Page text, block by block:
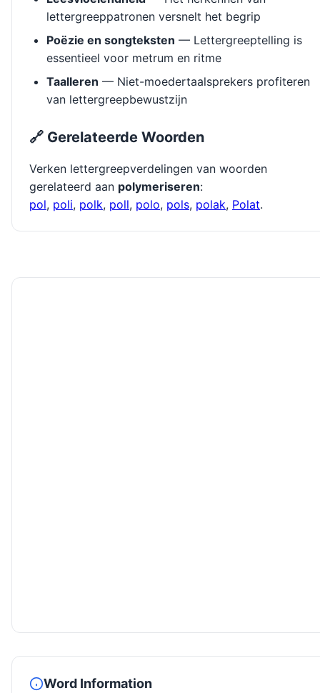
lettergreeppatronen versnelt het begrip
Poëzie en songteksten — Lettergreeptelling is
essentieel voor metrum en ritme
Taalleren — Niet-moedertaalsprekers profiteren
van lettergreepbewustzijn
🔗 Gerelateerde Woorden
Verken lettergreepverdelingen van woorden
gerelateerd aan polymeriseren:
pol, poli, polk, poll, polo, pols, polak, Polat.
Word Information